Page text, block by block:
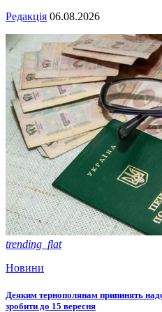
Редакція 06.08.2026
trending_flat
Новини
Деяким тернополянам припинять
зробити до 15 вересня